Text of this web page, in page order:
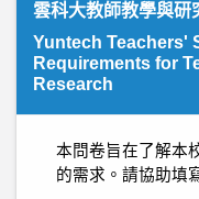
雲科大教師教學與研
Yuntech Teachers'
Requirements for
Research
本問卷旨在了解本
的需求。請協助填